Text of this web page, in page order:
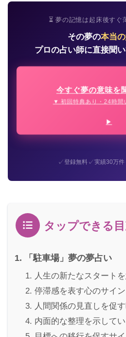
⏳ 夢の記憶は起床後すぐ
その夢の本当
プロの占い師に直接聞
今すぐ夢の意味を
▼ 初回特典あり・24時間
✓登録無料✓実績30万件
タップできる
「駐車場」夢の夢占い
人生の新たなスタート
停滞感を表す心のサイン
人間関係の見直しを促
内面的な整理を示して